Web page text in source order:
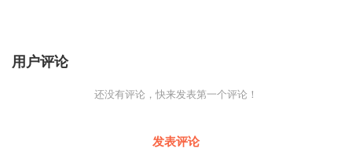
用户评论
还没有评论，快来发表第一个评论！
发表评论